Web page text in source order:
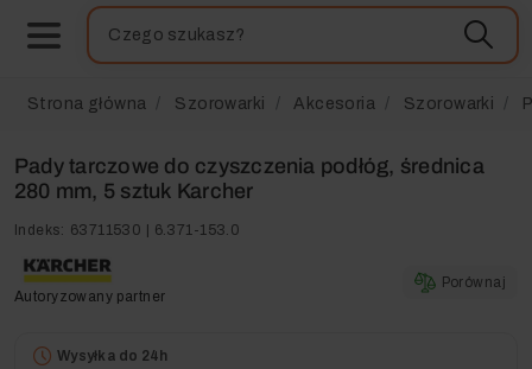
Strona główna Szorowarki Akcesoria Szorowarki
Pady tarczowe do czyszczenia podłóg, średnica
280 mm, 5 sztuk Karcher
Indeks: 63711530 | 6.371-153.0
Autoryzowany partner
Porównaj
Wysyłka do 24h